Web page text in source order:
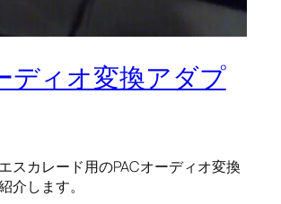
ディオ変換アダプ
スカレード用のPACオーディオ変換
介します。